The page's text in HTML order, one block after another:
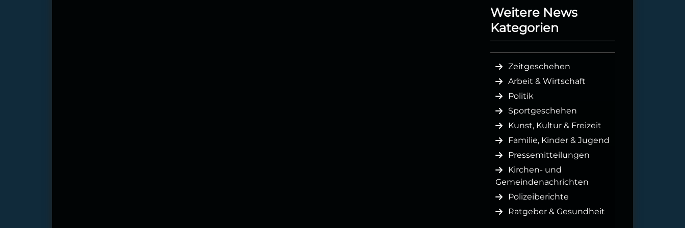
Weitere News
Kategorien
Zeitgeschehen
Arbeit & Wirtschaft
Politik
Sportgeschehen
Kunst, Kultur & Freizeit
Familie, Kinder & Jugend
Pressemitteilungen
Kirchen- und
Gemeindenachrichten
Polizeiberichte
Ratgeber & Gesundheit